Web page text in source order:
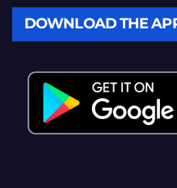
DOWNLOAD THE